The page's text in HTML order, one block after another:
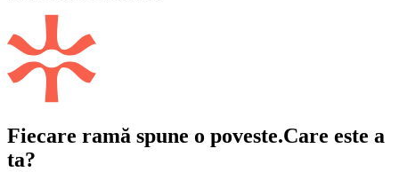
Fiecare ramă spune o poveste.Care este a
ta?